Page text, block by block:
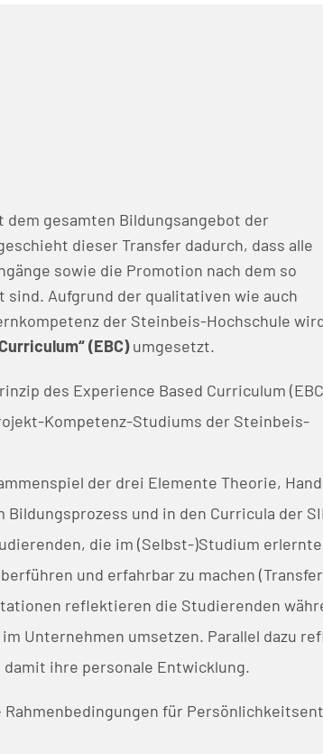
gesamten Bildungsangebot der
dieser Transfer dadurch, dass alle
sowie die Promotion nach dem so
Aufgrund der qualitativen wie auch
der Steinbeis-Hochschule
(EBC)umgesetzt.
des Experience Based Curriculum
Kompetenz-Studiums der Steinbeis-
der drei Elemente Theorie,
und in den Curricula der
die im (Selbst-)Studium
und erfahrbar zu machen
reflektieren die Studierenden
Unternehmen umsetzen. Parallel dazu
ihre personale Entwicklung.
Rahmenbedingungen für